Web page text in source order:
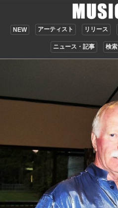
NEW アーティスト リリース
ニュース・記事 検索